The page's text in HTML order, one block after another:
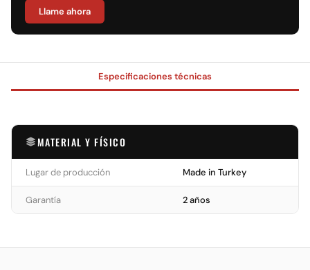
Llame ahora
Especificaciones técnicas
MATERIAL Y FÍSICO
Lugar de producción Made in Turkey
Garantía 2 años